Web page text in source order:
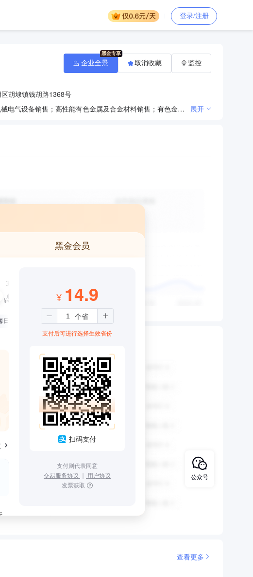
登录/注册
胡埭镇钱胡路1368号
一般项目：金属材料销售；建筑材料销售；机械设备销售；金属制品销售；五金产品零售；机械电气设备销售；高性能有色金属及合金材料销售；有色金属合金销售；金属切削加工服务（除依法须经批准的项目外，凭营业执照依法自主开展经营活动） 展开
企业全景 取消收藏 监控
黑金会员
3个月
¥99
日仅1.08元
¥ 14.9
支付后可进行选择生效省份
扫码支付
支付则代表同意
交易服务协议 ｜ 用户协议
发票获取
查看更多
公众号